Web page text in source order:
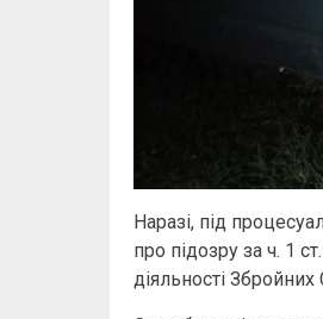
Наразі, під
про підозру за ч. 1
діяльності